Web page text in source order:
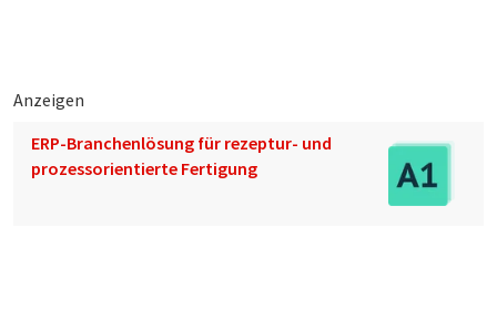
Anzeigen
ERP-Branchenlösung für rezeptur- und
prozessorientierte Fertigung